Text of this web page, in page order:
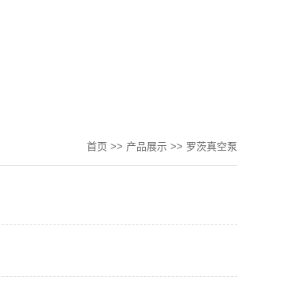
首页 >> 产品展示 >> 罗茨真空泵